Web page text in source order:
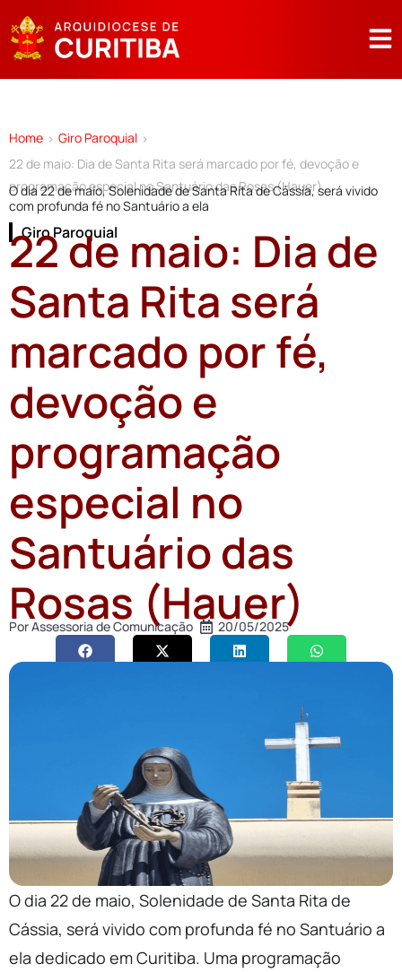
Home > Giro Paroquial >
22 de maio: Dia de Santa Rita será marcado por fé, devoção e
programação especial no Santuário das Rosas (Hauer)
O dia 22 de maio, Solenidade de Santa Rita de Cássia, será vivido
com profunda fé no Santuário a ela
Giro Paroquial
22 de maio: Dia de
Santa Rita será
marcado por fé,
devoção e
programação
especial no
Santuário das
Rosas (Hauer)
PorAssessoria de Comunicação 20/05/2025
O dia 22 de maio, Solenidade de Santa Rita de
Cássia, será vivido com profunda fé no Santuário a
ela dedicado em Curitiba. Uma programação